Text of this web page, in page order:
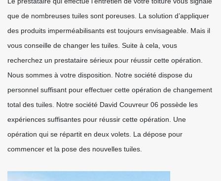
que de nombreuses tuiles sont poreuses. La solution d’appliquer
des produits imperméabilisants est toujours envisageable. Mais il
vous conseille de changer les tuiles. Suite à cela, vous
recherchez un prestataire sérieux pour réussir cette opération.
Nous sommes à votre disposition. Notre société dispose du
personnel suffisant pour effectuer cette opération de changement
total des tuiles. Notre société David Couvreur 06 possède les
expériences suffisantes pour réussir cette opération. Une
opération qui se répartit en deux volets. La dépose pour
commencer et la pose des nouvelles tuiles.